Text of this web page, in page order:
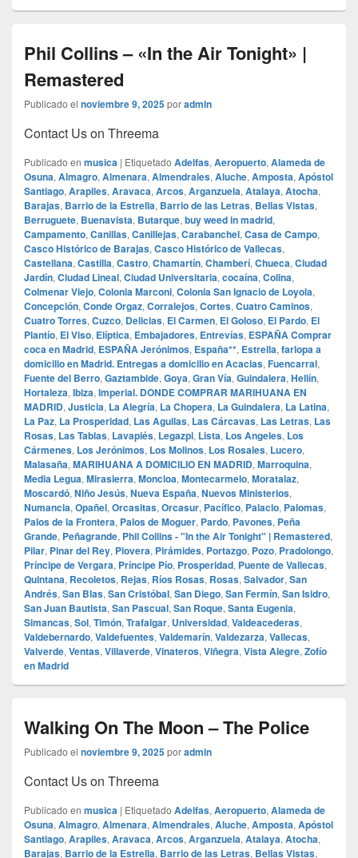
Phil Collins – «In the Air Tonight» |
Remastered
Publicado el noviembre 9, 2025poradmin
Contact Us on Threema
Publicado en musica | Etiquetado Adelfas, Aeropuerto, Alameda de
Osuna, Almagro, Almenara, Almendrales, Aluche, Amposta, Apóstol
Santiago, Arapiles, Aravaca, Arcos, Arganzuela, Atalaya, Atocha,
Barajas, Barrio de la Estrella, Barrio de las Letras, Bellas Vistas,
Berruguete, Buenavista, Butarque, buy weed in madrid,
Campamento, Canillas, Canillejas, Carabanchel, Casa de Campo,
Casco Histórico de Barajas, Casco Histórico de Vallecas,
Castellana, Castilla, Castro, Chamartín, Chamberí, Chueca, Ciudad
Jardín, Ciudad Lineal, Ciudad Universitaria, cocaína, Colina,
Colmenar Viejo, Colonia Marconi, Colonia San Ignacio de Loyola,
Concepción, Conde Orgaz, Corralejos, Cortes, Cuatro Caminos,
Cuatro Torres, Cuzco, Delicias, El Carmen, El Goloso, El Pardo, El
Plantío, El Viso, Elíptica, Embajadores, Entrevías, ESPAÑA Comprar
coca en Madrid, ESPAÑA Jerónimos, España**, Estrella, farlopa a
domicilio en Madrid. Entregas a domicilio en Acacias, Fuencarral,
Fuente del Berro, Gaztambide, Goya, Gran Vía, Guindalera, Hellín,
Hortaleza, Ibiza, Imperial. DONDE COMPRAR MARIHUANA EN
MADRID, Justicia, La Alegría, La Chopera, La Guindalera, La Latina,
La Paz, La Prosperidad, Las Aguilas, Las Cárcavas, Las Letras, Las
Rosas, Las Tablas, Lavapiés, Legazpi, Lista, Los Angeles, Los
Cármenes, Los Jerónimos, Los Molinos, Los Rosales, Lucero,
Malasaña, MARIHUANA A DOMICILIO EN MADRID, Marroquina,
Media Legua, Mirasierra, Moncloa, Montecarmelo, Moratalaz,
Moscardó, Niño Jesús, Nueva España, Nuevos Ministerios,
Numancia, Opañel, Orcasitas, Orcasur, Pacífico, Palacio, Palomas,
Palos de la Frontera, Palos de Moguer, Pardo, Pavones, Peña
Grande, Peñagrande, Phil Collins - "In the Air Tonight" | Remastered,
Pilar, Pinar del Rey, Piovera, Pirámides, Portazgo, Pozo, Pradolongo,
Príncipe de Vergara, Príncipe Pío, Prosperidad, Puente de Vallecas,
Quintana, Recoletos, Rejas, Ríos Rosas, Rosas, Salvador, San
Andrés, San Blas, San Cristóbal, San Diego, San Fermín, San Isidro,
San Juan Bautista, San Pascual, San Roque, Santa Eugenia,
Simancas, Sol, Timón, Trafalgar, Universidad, Valdeacederas,
Valdebernardo, Valdefuentes, Valdemarín, Valdezarza, Vallecas,
Valverde, Ventas, Villaverde, Vinateros, Viñegra, Vista Alegre, Zofío
en Madrid
Walking On The Moon – The Police
Publicado el noviembre 9, 2025poradmin
Contact Us on Threema
Publicado en musica | Etiquetado Adelfas, Aeropuerto, Alameda de
Osuna, Almagro, Almenara, Almendrales, Aluche, Amposta, Apóstol
Santiago, Arapiles, Aravaca, Arcos, Arganzuela, Atalaya, Atocha,
Barajas, Barrio de la Estrella, Barrio de las Letras, Bellas Vistas,